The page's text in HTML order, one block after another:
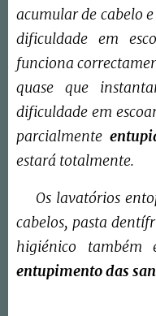
acumular de cabelo
dificuldade em
funciona
quase que
dificuldade em
parcialmente
estará totalmente.
Os lavatórios
cabelos, pasta
higiénico também
entupimento das